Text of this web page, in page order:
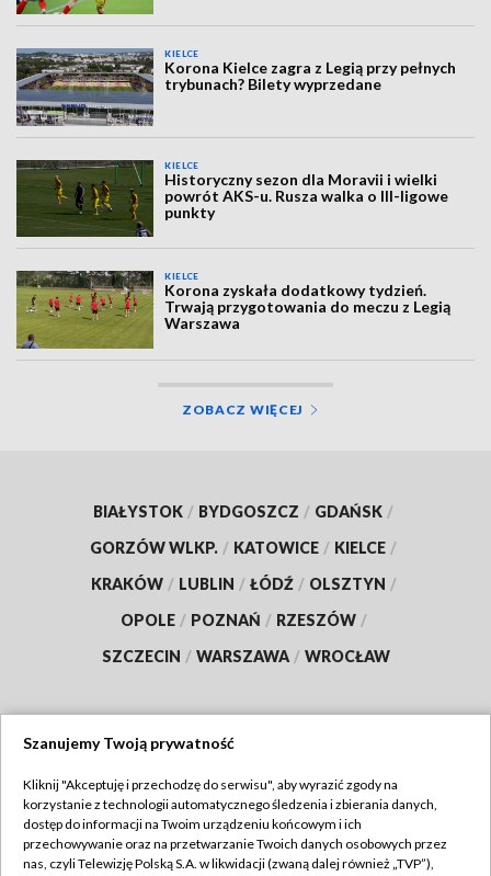
KIELCE
Korona Kielce zagra z Legią przy pełnych
trybunach? Bilety wyprzedane
KIELCE
Historyczny sezon dla Moravii i wielki
powrót AKS-u. Rusza walka o III-ligowe
punkty
KIELCE
Korona zyskała dodatkowy tydzień.
Trwają przygotowania do meczu z Legią
Warszawa
ZOBACZ WIĘCEJ
BIAŁYSTOK / BYDGOSZCZ / GDAŃSK /
GORZÓW WLKP. / KATOWICE / KIELCE /
KRAKÓW / LUBLIN / ŁÓDŹ / OLSZTYN /
OPOLE / POZNAŃ / RZESZÓW /
SZCZECIN / WARSZAWA / WROCŁAW
TVP
Abonament TVP
Regulamin TVP
Szanujemy Twoją prywatność
Kliknij "Akceptuję i przechodzę do serwisu", aby wyrazić zgody na
korzystanie z technologii automatycznego śledzenia i zbierania danych,
dostęp do informacji na Twoim urządzeniu końcowym i ich
przechowywanie oraz na przetwarzanie Twoich danych osobowych przez
nas, czyli Telewizję Polską S.A. w likwidacji (zwaną dalej również „TVP”),